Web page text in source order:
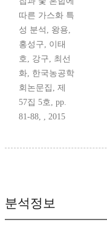
따른 가스화 특
성 분석, 왕용,
홍성구, 이태
호, 강구, 최선
화, 한국농공학
회논문집, 제
57집 5호, pp.
81-88, , 2015
분석정보